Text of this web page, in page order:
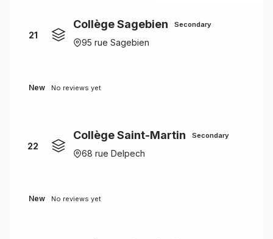
21
Collège Sagebien Secondary
95 rue Sagebien
New No reviews yet
22
Collège Saint-Martin Secondary
68 rue Delpech
New No reviews yet